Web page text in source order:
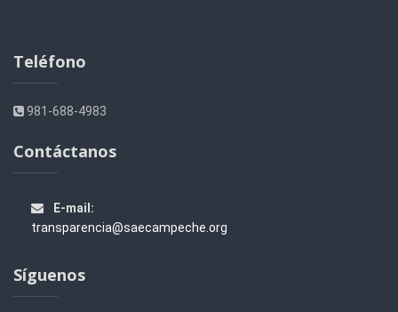
Teléfono
981-688-4983
Contáctanos
E-mail:
transparencia@saecampeche.org
Síguenos